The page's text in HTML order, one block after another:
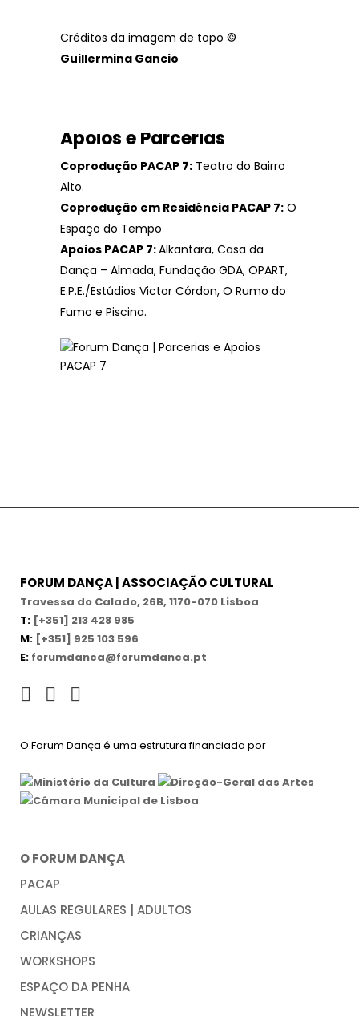
Créditos da imagem de topo ©
Guillermina Gancio
Apoios e Parcerias
Coprodução PACAP 7: Teatro do Bairro
Alto.
Coprodução em Residência PACAP 7: O
Espaço do Tempo
Apoios PACAP 7:Alkantara, Casa da
Dança – Almada, Fundação GDA, OPART,
E.P.E./Estúdios Victor Córdon, O Rumo do
Fumo e Piscina.
FORUM DANÇA | ASSOCIAÇÃO CULTURAL
Travessa do Calado, 26B, 1170-070 Lisboa
T: [+351] 213 428 985
M: [+351] 925 103 596
E: forumdanca@forumdanca.pt
O Forum Dança é uma estrutura financiada por
O FORUM DANÇA
PACAP
AULAS REGULARES | ADULTOS
CRIANÇAS
WORKSHOPS
ESPAÇO DA PENHA
NEWSLETTER